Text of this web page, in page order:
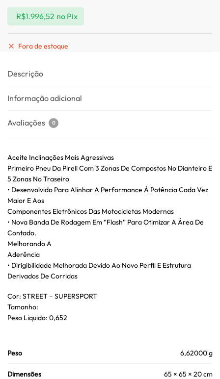
R$1.996,52 no Pix
Fora de estoque
Descrição
Informação adicional
Avaliações 0
Aceite Inclinações Mais Agressivas
Primeiro Pneu Da Pireli Com 3 Zonas De Compostos No Dianteiro E
5 Zonas No Traseiro
• Desenvolvido Para Alinhar A Performance À Potência Cada Vez
Maior E Aos
Componentes Eletrônicos Das Motocicletas Modernas
• Nova Banda De Rodagem Em “Flash” Para Otimizar A Área De
Contado.
Melhorando A
Aderência
• Dirigibilidade Melhorada Devido Ao Novo Perfil E Estrutura
Derivados De Corridas
Cor: STREET – SUPERSPORT
Tamanho:
Peso Liquido: 0,652
Peso 6,62000 g
Dimensões 65 × 65 × 20 cm